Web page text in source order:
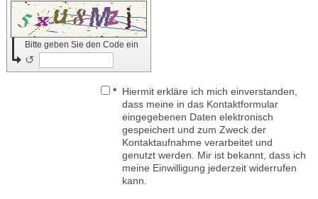
Bitte geben Sie den Code ein
↺
* Hiermit erkläre ich mich einverstanden,
dass meine in das Kontaktformular
eingegebenen Daten elektronisch
gespeichert und zum Zweck der
Kontaktaufnahme verarbeitet und
genutzt werden. Mir ist bekannt, dass ich
meine Einwilligung jederzeit widerrufen
kann.